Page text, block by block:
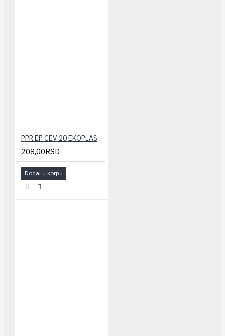
PPR EP CEV 20 EKOPLASTIK
208,00RSD
Dodaj u korpu